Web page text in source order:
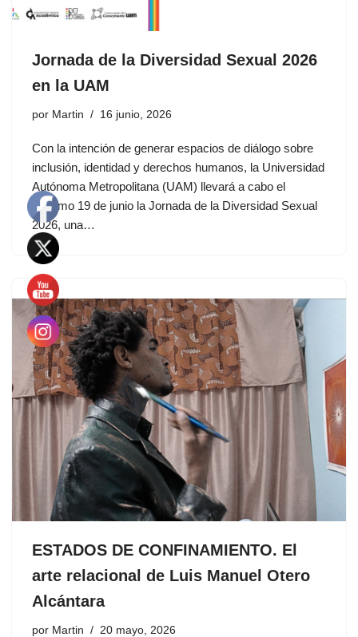
Jornada de la Diversidad Sexual 2026
en la UAM
por Martin 16 junio, 2026
Con la intención de generar espacios de diálogo sobre
inclusión, identidad y derechos humanos, la Universidad
Autónoma Metropolitana (UAM) llevará a cabo el
próximo 19 de junio la Jornada de la Diversidad Sexual
2026, una…
ESTADOS DE CONFINAMIENTO. El
arte relacional de Luis Manuel Otero
Alcántara
por Martin 20 mayo, 2026